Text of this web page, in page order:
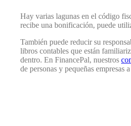
Hay varias lagunas en el código
recibe una bonificación, puede
También puede reducir su
libros contables que están
dentro. En FinancePal, nuestros
de personas y pequeñas empresas